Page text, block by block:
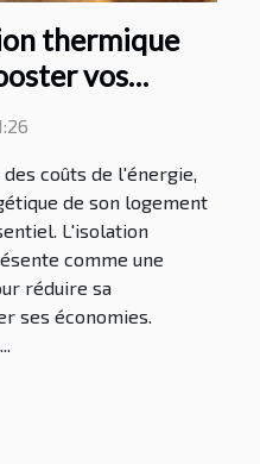
thermique
vos
coûts de l'énergie,
de son logement
L'isolation
comme une
réduire sa
ses économies.